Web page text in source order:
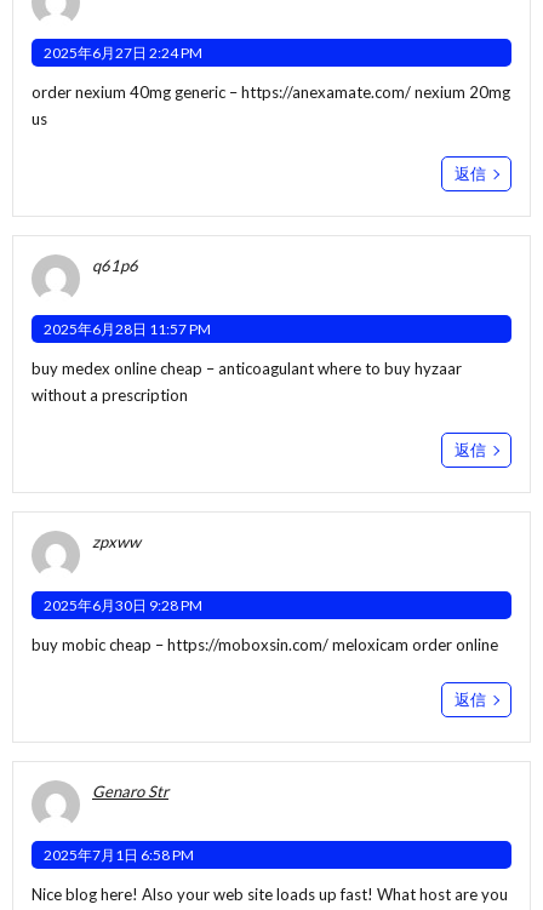
2025年6月27日 2:24 PM
order nexium 40mg generic –https://anexamate.com/nexium 20mg
us
返信
q61p6
2025年6月28日 11:57 PM
buy medex online cheap –anticoagulantwhere to buy hyzaar
without a prescription
返信
zpxww
2025年6月30日 9:28 PM
buy mobic cheap –https://moboxsin.com/meloxicam order online
返信
Genaro Str
2025年7月1日 6:58 PM
Nice blog here! Also your web site loads up fast! What host are you